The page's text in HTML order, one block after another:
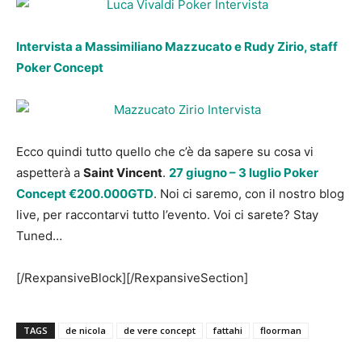
Intervista a Massimiliano Mazzucato e Rudy Zirio, staff
Poker Concept
Ecco quindi tutto quello che c’è da sapere su cosa vi
aspetterà a Saint Vincent. 27 giugno – 3 luglio Poker
Concept €200.000GTD. Noi ci saremo, con il nostro blog
live, per raccontarvi tutto l’evento. Voi ci sarete? Stay
Tuned…
[/RexpansiveBlock][/RexpansiveSection]
TAGS de nicola de vere concept fattahi floorman